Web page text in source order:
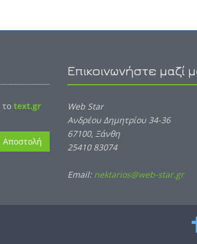
text.gr
Αποστολή
Επικοινωνήστε μαζί
Web Star
Ανδρέου Δημητρίου 34-36
67100, Ξάνθη
25410 83074
Email: nektarios@web-star.gr